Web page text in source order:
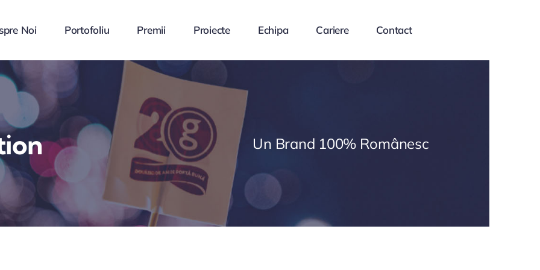
Noi Portofoliu Premii Proiecte Echipa Cariere Contact
Un Brand 100% Românesc